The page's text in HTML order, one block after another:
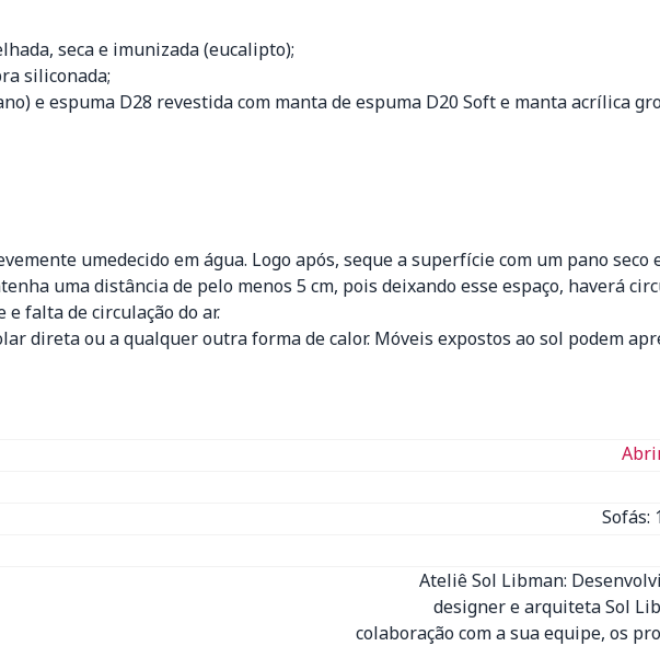
seca e imunizada (eucalipto);
siliconada;
e espuma D28 revestida com manta de espuma D20 Soft e manta acrílica
umedecido em água. Logo após, seque a superfície com um pano seco
uma distância de pelo menos 5 cm, pois deixando esse espaço, haverá
falta de circulação do ar.
direta ou a qualquer outra forma de calor. Móveis expostos ao sol podem
Sofás:
Ateliê Sol Libman:
designer e arquiteta Sol
colaboração com a sua equipe, os